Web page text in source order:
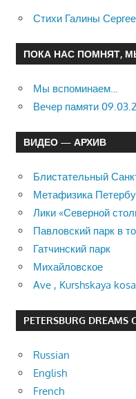
Стихи Галины
ПОКА НАС ПОМНЯТ,
Мы вспоминаем…
Вечер памяти
ВИДЕО — АРХИВ
Блистательный
Метафизика
Лики «Северной
Павловский парк в
Гатчинский парк
Михайловское
Ave , Kurshskaya
PETERSBURG DREAMS
Russian
English
French